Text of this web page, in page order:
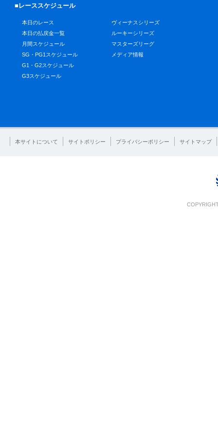
■レーススケジュール
本日のレース
本日の払戻金一覧
月間スケジュール
SG・PG1スケジュール
G1・G2スケジュール
G3スケジュール
ヴィーナスシリーズ
ルーキーシリーズ
マスターズリーグ
メディア情報
本サイトについて サイトポリシー プライバシーポリシー サイトマップ